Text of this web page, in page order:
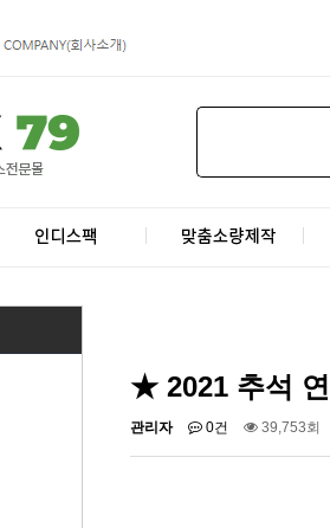
★ 2021 추석
관리자 0건 39,753회